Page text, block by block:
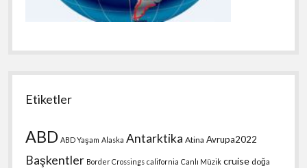
Etiketler
ABD ABD Yaşam Alaska Antarktika Atina Avrupa2022
Başkentler Border Crossings california Canlı Müzik cruise doğa